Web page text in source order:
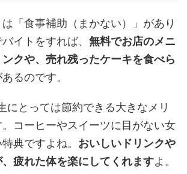
「食事補助（まかない）」があり
イトをすれば、 無料でお店のメニ
クや、売れ残ったケーキを食べら
るのです。
にとっては節約できる大きなメリ
コーヒーやスイーツに目がない女
典ですよね。 おいしいドリンクや
疲れた体を楽にしてくれますよ。